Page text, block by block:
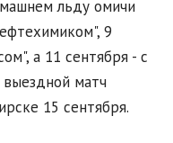
льду омичи
9
а 11 сентября - с
матч
15 сентября.